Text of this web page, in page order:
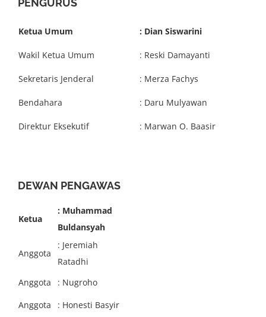
PENGURUS
Ketua Umum : Dian Siswarini
Wakil Ketua Umum : Reski Damayanti
Sekretaris Jenderal : Merza Fachys
Bendahara : Daru Mulyawan
Direktur Eksekutif : Marwan O. Baasir
DEWAN PENGAWAS
Ketua
: Muhammad
Buldansyah
Anggota
: Jeremiah
Ratadhi
Anggota
: Nugroho
Anggota
: Honesti Basyir